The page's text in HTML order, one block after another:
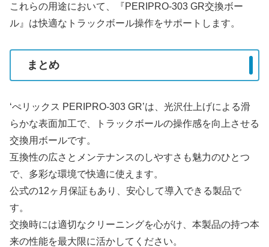
これらの用途において、『PERIPRO-303 GR交換ボー
ル』は快適なトラックボール操作をサポートします。
まとめ
‘ぺリックス PERIPRO-303 GR’は、光沢仕上げによる滑
らかな表面加工で、トラックボールの操作感を向上させる
交換用ボールです。
互換性の広さとメンテナンスのしやすさも魅力のひとつ
で、多彩な環境で快適に使えます。
公式の12ヶ月保証もあり、安心して導入できる製品で
す。
交換時には適切なクリーニングを心がけ、本製品の持つ本
来の性能を最大限に活かしてください。